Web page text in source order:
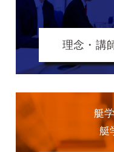
理念・講
艇
艇